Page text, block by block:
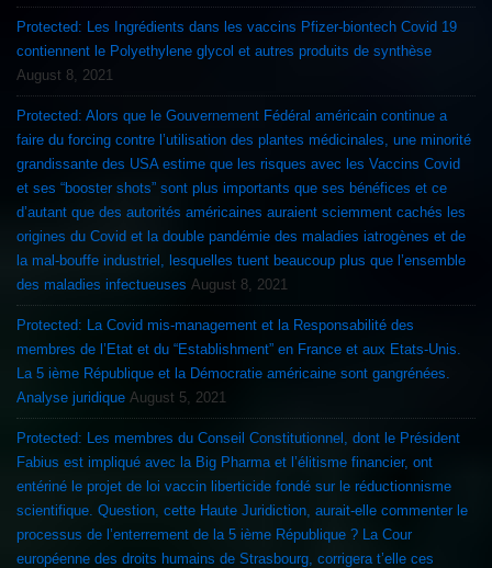
Protected: Les Ingrédients dans les vaccins Pfizer-biontech Covid 19
contiennent le Polyethylene glycol et autres produits de synthèse
August 8, 2021
Protected: Alors que le Gouvernement Fédéral américain continue a
faire du forcing contre l’utilisation des plantes médicinales, une minorité
grandissante des USA estime que les risques avec les Vaccins Covid
et ses “booster shots” sont plus importants que ses bénéfices et ce
d’autant que des autorités américaines auraient sciemment cachés les
origines du Covid et la double pandémie des maladies iatrogènes et de
la mal-bouffe industriel, lesquelles tuent beaucoup plus que l’ensemble
des maladies infectueuses August 8, 2021
Protected: La Covid mis-management et la Responsabilité des
membres de l’Etat et du “Establishment” en France et aux Etats-Unis.
La 5 ième République et la Démocratie américaine sont gangrénées.
Analyse juridique August 5, 2021
Protected: Les membres du Conseil Constitutionnel, dont le Président
Fabius est impliqué avec la Big Pharma et l’élitisme financier, ont
entériné le projet de loi vaccin liberticide fondé sur le réductionnisme
scientifique. Question, cette Haute Juridiction, aurait-elle commenter le
processus de l’enterrement de la 5 ième République ? La Cour
européenne des droits humains de Strasbourg, corrigera t’elle ces